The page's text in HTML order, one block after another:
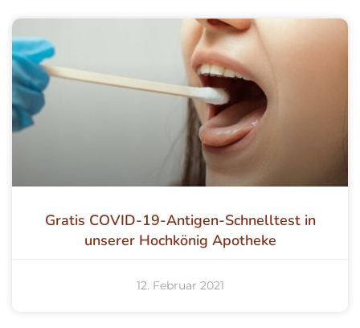
Gratis COVID-19-Antigen-Schnelltest in
unserer Hochkönig Apotheke
12. Februar 2021